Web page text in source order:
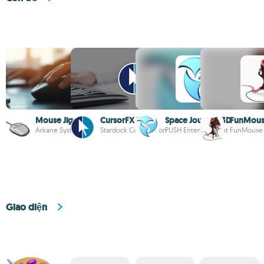
Mouse Jiggler
Arkane Systems
CursorFX Free
Stardock Corporation
Space Journey 3D
PUSH Entertainment FunMouse
Giao diện